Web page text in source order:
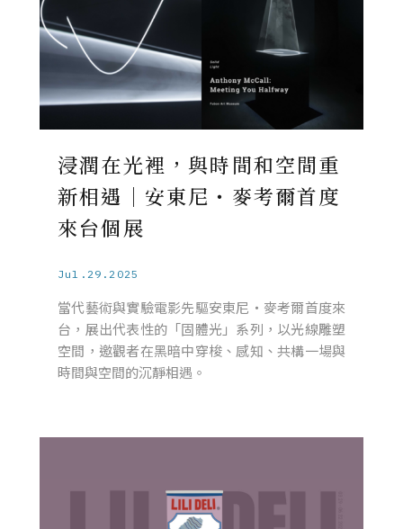
浸潤在光裡，與時間和空間重
新相遇｜安東尼・麥考爾首度
來台個展
Jul.29.2025
當代藝術與實驗電影先驅安東尼・麥考爾首度來
台，展出代表性的「固體光」系列，以光線雕塑
空間，邀觀者在黑暗中穿梭、感知、共構一場與
時間與空間的沉靜相遇。